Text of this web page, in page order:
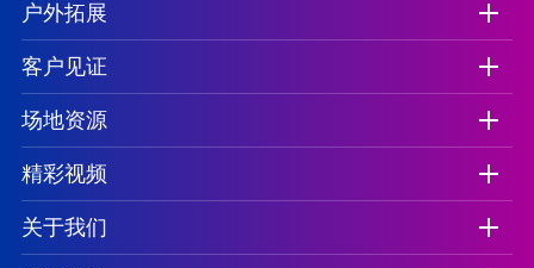
户外拓展
客户见证
场地资源
精彩视频
关于我们